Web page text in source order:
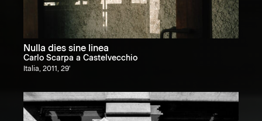
Nulla dies sine linea
Carlo Scarpa a Castelvecchio
Italia, 2011, 29'